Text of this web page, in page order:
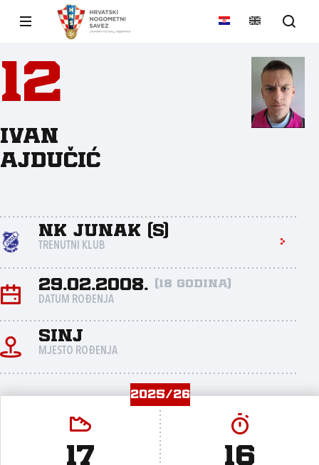
12
Ivan
Ajdučić
NK Junak (S)
TRENUTNI KLUB
29.02.2008. (18 godina)
DATUM ROĐENJA
Sinj
MJESTO ROĐENJA
2025/26
17 16